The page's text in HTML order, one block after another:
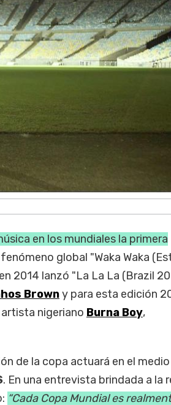
en los mundiales la primera
global "Waka Waka
2014 lanzó "La La La (Brazil
Browny para esta edición
nigeriano Burna Boy,
de la copa actuará en el
. En una entrevista brindada a la
“Cada Copa Mundial es